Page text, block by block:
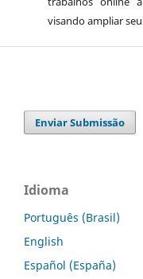
visando ampliar
Enviar Submissão
Idioma
Português (Brasil)
English
Español (España)